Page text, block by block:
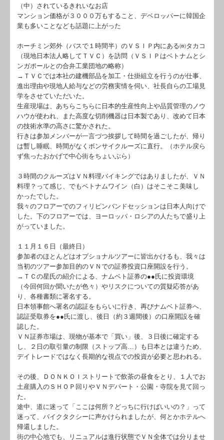
（中）されているきれいなお店
マンション価格が３０００万もすること、デベロッパーに韓国企
業も多いことなども話題に上がった
ホーチミン郊外（バスで１時間半）のＶＳＩＰ内にある㈱タカコ
（現地日本法人略してＴＶＣ）を訪問（ＶＳＩＰはベトナムとシ
ンガポールとの合弁工業団地の略称）
→ＴＶＣでは本社の建機部品を加工・仕掛組立を行うのが仕事、
進出理由や現地人給与などの労務実情を伺い、社長自らの工場見
学をさせていただいた。
生産現場は、あちらこちらに日本的生産性向上や品質管理のノウ
ハウが使われ、また高度な切削機器は日本製であり、改めて日本
の技術水準の高さに驚かされた。
行きは参加メンバーが一言づつ挨拶して時間を過ごしたが、帰り
は暫し睡眠、時間がなくボンサイクルーズに直行。（ホテル戻ら
ず焦ったおかげで中心街をちょいぶら）
３時間のクルーズはＶＮ料理バイキングではありましたが、ＶＮ
料理？って感じ、でもベトナムワイン（白）はそこそこ美味し
かったでした。
我々のフロアーでのフィリピンバンドセッションは日本人向けで
した。下のフロアーでは、ヨーロッパ・ロシアの人たちで盛り上
がっていました。
１１月１６日（最終日）
参加者のほとんどはオプショナルツアーに皆出かけるも、我々は
当初のツアー参加目的のＶＮでの証券投資口座開設を行う。
→ＴＣの星氏の紹介による、ナムベト証券の●●氏に投資環境
（今回何回か聞いたが色々）やリスクについての質疑応答があ
り、各種書類に署名する。
日本領事館へ署名の認証をもらいに行き、再びナムベト証券へ、
認証受取券を●●氏に渡し、後日（約３週間後）の口座開設を確
認した。
ＶＮ証券市場は、現物が基本で「買い」後、３日後に確定する
し、２日の取引量の制限（ストップ高…）も日本とは違うため、
デイトレードではなく長期的な視点での投資が必要と思われる。
その後、ＤＯＮＫＯＩストリートで飲茶の昼食をとり、１人でお
土産購入のＳＨＯＰ回りやＶＮデパート・公園・寺院を見て回っ
た。
途中、道に迷って「ここは何所？どっちに行けばいいの？」って
迷って、バイクタクシーに声かけられましたが、何とかホテルへ
帰還しました。
街の中心地でも、リニュアルは進行状態でＶＮ全体では分りませ